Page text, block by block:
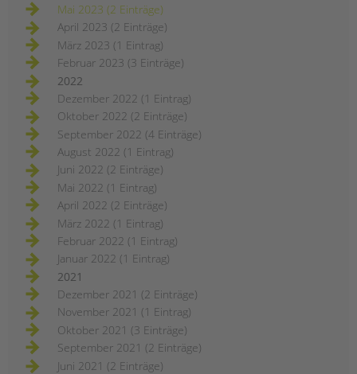
Mai 2023 (2 Einträge)
April 2023 (2 Einträge)
März 2023 (1 Eintrag)
Februar 2023 (3 Einträge)
2022
Dezember 2022 (1 Eintrag)
Oktober 2022 (2 Einträge)
September 2022 (4 Einträge)
August 2022 (1 Eintrag)
Juni 2022 (2 Einträge)
Mai 2022 (1 Eintrag)
April 2022 (2 Einträge)
März 2022 (1 Eintrag)
Februar 2022 (1 Eintrag)
Januar 2022 (1 Eintrag)
2021
Dezember 2021 (2 Einträge)
November 2021 (1 Eintrag)
Oktober 2021 (3 Einträge)
September 2021 (2 Einträge)
Juni 2021 (2 Einträge)